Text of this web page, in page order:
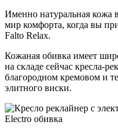
Именно натуральная кожа
мир комфорта, когда вы
Falto Relax.
Кожаная обивка имеет
на складе сейчас кресла-
благородном кремовом и
элитного виски.